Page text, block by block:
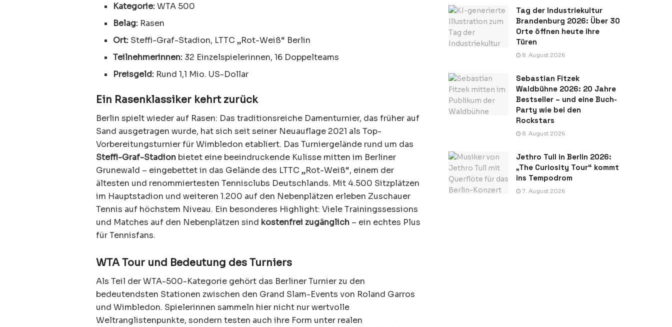
Kategorie:WTA 500
Belag: Rasen
Ort: Steffi-Graf-Stadion, LTTC „Rot-Weiß“ Berlin
Teilnehmerinnen: 32 Einzelspielerinnen, 16 Doppelteams
Preisgeld: Rund 1,1 Mio. US-Dollar
Ein Rasenklassiker kehrt zurück
Berlin spielt wieder auf Rasen: Das traditionsreiche Damenturnier, das früher auf
Sand ausgetragen wurde, hat sich seit seiner Neuauflage 2021 als Top-
Vorbereitungsturnier für Wimbledon etabliert. Das Turniergelände rund um das
Steffi-Graf-Stadion bietet eine beeindruckende Kulisse mitten im Berliner
Grunewald – eingebettet in das Gelände des LTTC „Rot-Weiß“, einem der
ältesten und renommiertesten Tennisclubs Deutschlands. Mit 4.500 Sitzplätzen
im Hauptstadion und weiteren 1.200 auf den Nebenplätzen erleben Zuschauer
Tennis auf höchstem Niveau. Ein besonderes Highlight: Viele Trainingssessions
und Matches auf den Nebenplätzen sind kostenfrei zugänglich – ein echtes Plus
für Tennisfans.
WTA Tour und Bedeutung des Turniers
Als Teil der WTA-500-Kategorie gehört das Berliner Turnier zu den
bedeutendsten Stationen zwischen den Grand Slam-Events von Roland Garros
und Wimbledon. Spielerinnen sammeln hier nicht nur wertvolle
Weltranglistenpunkte, sondern testen auch ihre Form unter realen
Tag der Industriekultur
Brandenburg 2026: Über 30
Orte öffnen heute ihre
Türen
8. August 2026
Sebastian Fitzek
Waldbühne 2026: 20 Jahre
Bestseller – und eine Buch-
Party wie bei den
Rockstars
8. August 2026
Jethro Tull in Berlin 2026:
„The Curiosity Tour“ kommt
ins Tempodrom
7. August 2026